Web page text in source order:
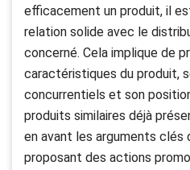
efficacement un produit, il
relation solide avec le
concerné. Cela implique de
caractéristiques du produit,
concurrentiels et son
produits similaires déjà
en avant les arguments clés
proposant des actions